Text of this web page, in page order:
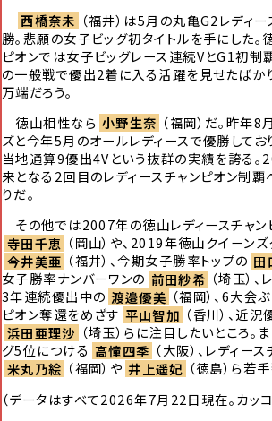
西橋奈未 （福井）は5月の丸亀G2レディ
勝。悲願の女子ビッグ初タイトルを手にした。
ピオンでは女子ビッグレース連続VとG1初制
の一般戦で優出2着に入る活躍を見せたばか
万端だろう。
徳山相性なら 小野生奈 （福岡）だ。昨年
ズと今年5月のオールレディースで優勝してお
当地通算9優出4Vという抜群の実績を誇る。
来となる2回目のレディースチャンピオン制
りだ。
その他では2007年の徳山レディースチャン
寺田千恵 （岡山）や、2019年徳山クイーン
今井美亜 （福井）、今期女子勝率トップの 田
女子勝率ナンバーワンの 前田紗希 （埼玉）
3年連続優出中の 渡邉優美 （福岡）、6大会
ピオン奪還をめざす 平山智加 （香川）、近
浜田亜理沙 （埼玉）らに注目したいところ。
グ5位につける 高憧四季 （大阪）、レディー
米丸乃絵 （福岡）や 井上遥妃 （徳島）ら若
（データはすべて2026年7月22日現在。カッ